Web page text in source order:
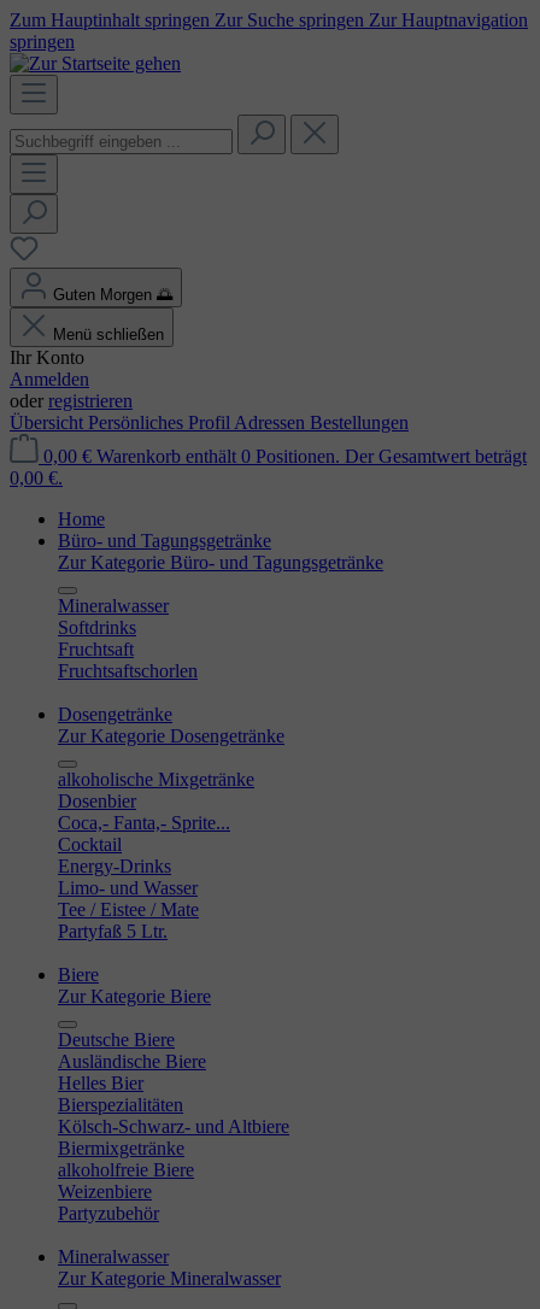
Zum Hauptinhalt springen Zur Suche springen Zur Hauptnavigation
springen
Guten Morgen 🌅
Menü schließen
Ihr Konto
Anmelden
oder registrieren
Übersicht Persönliches Profil Adressen Bestellungen
0,00 € Warenkorb enthält 0 Positionen. Der Gesamtwert beträgt
0,00 €.
Home
Büro- und Tagungsgetränke
Zur Kategorie Büro- und Tagungsgetränke
Mineralwasser
Softdrinks
Fruchtsaft
Fruchtsaftschorlen
Dosengetränke
Zur Kategorie Dosengetränke
alkoholische Mixgetränke
Dosenbier
Coca,- Fanta,- Sprite...
Cocktail
Energy-Drinks
Limo- und Wasser
Tee / Eistee / Mate
Partyfaß 5 Ltr.
Biere
Zur Kategorie Biere
Deutsche Biere
Ausländische Biere
Helles Bier
Bierspezialitäten
Kölsch-Schwarz- und Altbiere
Biermixgetränke
alkoholfreie Biere
Weizenbiere
Partyzubehör
Mineralwasser
Zur Kategorie Mineralwasser